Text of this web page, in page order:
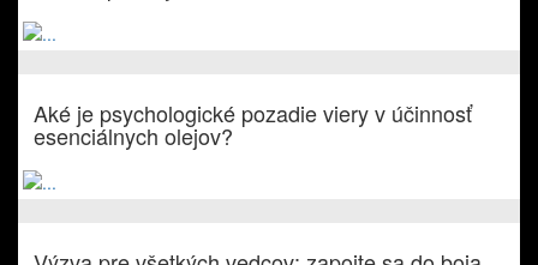
Aké je psychologické pozadie viery v účinnosť
esenciálnych olejov?